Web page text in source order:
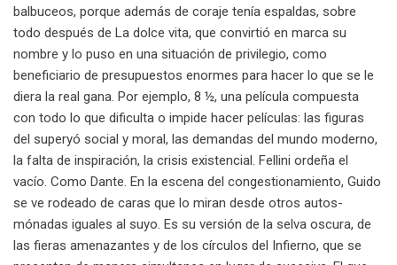
balbuceos, porque además de coraje tenía espaldas, sobre
todo después de La dolce vita, que convirtió en marca su
nombre y lo puso en una situación de privilegio, como
beneficiario de presupuestos enormes para hacer lo que se le
diera la real gana. Por ejemplo, 8 ½, una película compuesta
con todo lo que dificulta o impide hacer películas: las figuras
del superyó social y moral, las demandas del mundo moderno,
la falta de inspiración, la crisis existencial. Fellini ordeña el
vacío. Como Dante. En la escena del congestionamiento, Guido
se ve rodeado de caras que lo miran desde otros autos-
mónadas iguales al suyo. Es su versión de la selva oscura, de
las fieras amenazantes y de los círculos del Infierno, que se